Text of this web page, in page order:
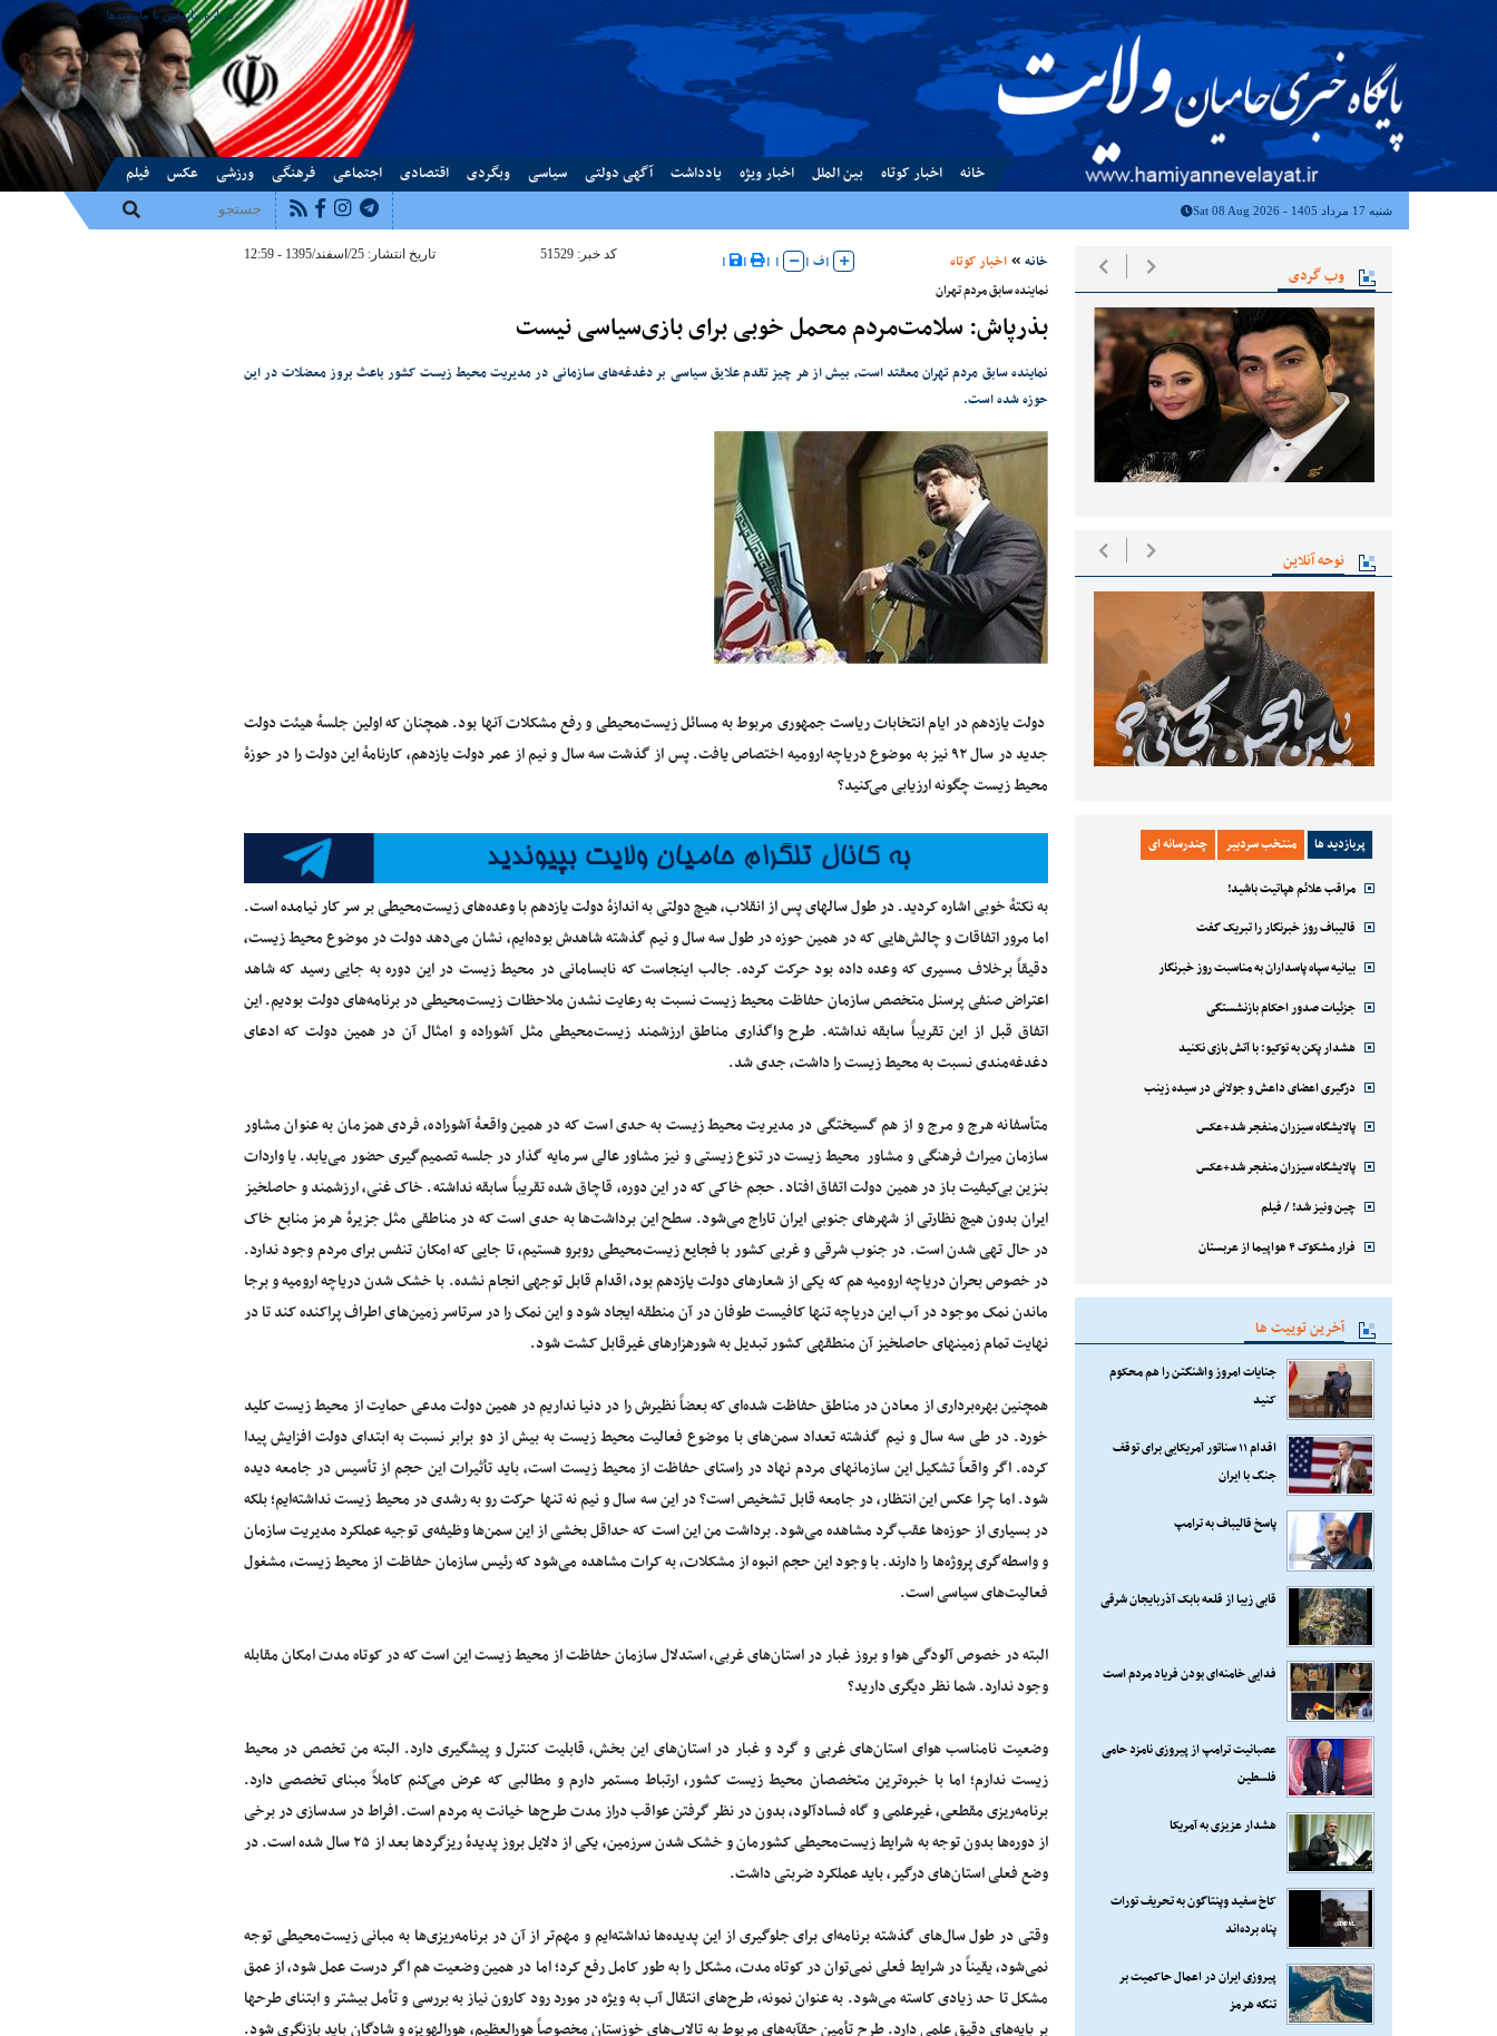
درباره ماتماس با ماپیوندها
خانه اخبار کوتاه بین الملل اخبار ویژه یادداشت آگهی دولتی سیاسی وبگردی اقتصادی اجتماعی فرهنگی ورزشی عکس فیلم
شنبه 17 مرداد 1405 - Sat 08 Aug 2026
وب گردی
نوحه آنلاین
پربازدید ها منتخب سردبیر چندرسانه ای
مراقب علائم هپاتیت باشید!
قالیباف روز خبرنگار را تبریک گفت
بیانیه سپاه پاسداران به مناسبت روز خبرنگار
جزئیات صدور احکام بازنشستگی
هشدار پکن به توکیو: با آتش بازی نکنید
درگیری اعضای داعش و جولانی در سیده زینب
پالایشگاه سیزران منفجر شد+عکس
پالایشگاه سیزران منفجر شد+عکس
چین ونیز شد! / فیلم
فرار مشکوک ۴ هواپیما از عربستان
آخرین توییت ها
جنایات امروز واشنگتن را هم محکوم
کنید
اقدام ۱۱ سناتور آمریکایی برای توقف
جنگ با ایران
پاسخ قالیباف به ترامپ
قابی زیبا از قلعه بابک آذربایجان شرقی
فدایی خامنه‌ای بودن فریاد مردم است
عصبانیت ترامپ از پیروزی نامزد حامی
فلسطین
هشدار عزیزی به آمریکا
کاخ سفید وپنتاگون به تحریف تورات
پناه برده‌اند
پیروزی ایران در اعمال حاکمیت بر
تنگه هرمز
خانه اخبار کوتاه |ف|
|
|
|
| کد خبر: 51529 تاریخ انتشار: 25/اسفند/1395 - 12:59
نماینده سابق مردم تهران
بذرپاش: سلامت‌مردم محمل خوبی برای بازی‌سیاسی نیست
نماینده سابق مردم تهران معقتد است، بیش از هر چیز تقدم علایق سیاسی بر دغدغه‌های سازمانی در مدیریت محیط زیست کشور باعث بروز معضلات در این
حوزه شده است.
دولت یازدهم در ایام انتخابات ریاست جمهوری مربوط به مسائل زیست‌محیطی و رفع مشکلات آنها بود. همچنان که اولین جلسهٔ هیئت دولت
جدید در سال ۹۲ نیز به موضوع دریاچه ارومیه اختصاص یافت. پس از گذشت سه سال و نیم از عمر دولت یازدهم، کارنامهٔ این دولت را در حوزهٔ
محیط زیست چگونه ارزیابی می‌کنید؟
به نکتهٔ خوبی اشاره کردید. در طول سالهای پس از انقلاب، هیچ دولتی به اندازهٔ دولت یازدهم با وعده‌های زیست‌محیطی بر سر کار نیامده است.
اما مرور اتفاقات و چالش‌هایی که در همین حوزه در طول سه سال و نیم گذشته شاهدش بوده‌ایم، نشان می‌دهد دولت در موضوع محیط زیست،
دقیقاً برخلاف مسیری که وعده داده بود حرکت کرده. جالب اینجاست که نابسامانی در محیط زیست در این دوره به جایی رسید که شاهد
اعتراض صنفی پرسنل متخصص سازمان حفاظت محیط زیست نسبت به رعایت نشدن ملاحظات زیست‌محیطی در برنامه‌های دولت بودیم. این
اتفاق قبل از این تقریباً سابقه نداشته. طرح واگذاری مناطق ارزشمند زیست‌محیطی مثل آشوراده و امثال آن در همین دولت که ادعای
دغدغه‌مندی نسبت به محیط زیست را داشت، جدی شد.
متأسفانه هرج و مرج و از هم گسیختگی در مدیریت محیط زیست به حدی است که در همین واقعهٔ آشوراده، فردی همزمان به عنوان مشاور
سازمان میراث فرهنگی و مشاور محیط زیست در تنوع زیستی و نیز مشاور عالی سرمایه گذار در جلسه تصمیم‌گیری حضور می‌یابد. یا واردات
بنزین بی‌کیفیت باز در همین دولت اتفاق افتاد. حجم خاکی که در این دوره، قاچاق شده تقریباً سابقه نداشته. خاک غنی، ارزشمند و حاصلخیز
ایران بدون هیچ نظارتی از شهرهای جنوبی ایران تاراج می‌شود. سطح این برداشت‌ها به حدی است که در مناطقی مثل جزیرهٔ هرمز منابع خاک
در حال تهی شدن است. در جنوب شرقی و غربی کشور با فجایع زیست‌محیطی روبرو هستیم، تا جایی که امکان تنفس برای مردم وجود ندارد.
در خصوص بحران دریاچه ارومیه هم که یکی از شعارهای دولت یازدهم بود، اقدام قابل توجهی انجام نشده. با خشک شدن دریاچه ارومیه و برجا
ماندن نمک موجود در آب این دریاچه تنها کافیست طوفان در آن منطقه ایجاد شود و این نمک را در سرتاسر زمین‌های اطراف پراکنده کند تا در
نهایت تمام زمینهای حاصلخیز آن منطقهی کشور تبدیل به شورهزارهای غیرقابل کشت شود.
همچنین بهره‌برداری از معادن در مناطق حفاظت شده‌ای که بعضاً نظیرش را در دنیا نداریم در همین دولت مدعی حمایت از محیط زیست کلید
خورد. در طی سه سال و نیم گذشته تعداد سمن‌های با موضوع فعالیت محیط زیست به بیش از دو برابر نسبت به ابتدای دولت افزایش پیدا
کرده. اگر واقعاً تشکیل این سازمانهای مردم نهاد در راستای حفاظت از محیط زیست است، باید تأثیرات این حجم از تأسیس در جامعه دیده
شود. اما چرا عکس این انتظار، در جامعه قابل تشخیص است؟ در این سه سال و نیم نه تنها حرکت رو به رشدی در محیط زیست نداشته‌ایم؛ بلکه
در بسیاری از حوزه‌ها عقب‌گرد مشاهده می‌شود. برداشت من این است که حداقل بخشی از این سمن‌ها وظیفه‌ی توجیه عملکرد مدیریت سازمان
و واسطه‌گری پروژه‌ها را دارند. با وجود این حجم انبوه از مشکلات، به کرات مشاهده می‌شود که رئیس سازمان حفاظت از محیط زیست، مشغول
فعالیت‌های سیاسی است.
البته در خصوص آلودگی هوا و بروز غبار در استان‌های غربی، استدلال سازمان حفاظت از محیط زیست این است که در کوتاه مدت امکان مقابله
وجود ندارد. شما نظر دیگری دارید؟
وضعیت نامناسب هوای استان‌های غربی و گرد و غبار در استان‌های این بخش، قابلیت کنترل و پیشگیری دارد. البته من تخصص در محیط
زیست ندارم؛ اما با خبره‌ترین متخصصان محیط زیست کشور، ارتباط مستمر دارم و مطالبی که عرض می‌کنم کاملاً مبنای تخصصی دارد.
برنامه‌ریزی مقطعی، غیرعلمی و گاه فسادآلود، بدون در نظر گرفتن عواقب دراز مدت طرح‌ها خیانت به مردم است. افراط در سدسازی در برخی
از دوره‌ها بدون توجه به شرایط زیست‌محیطی کشورمان و خشک شدن سرزمین، یکی از دلایل بروز پدیدهٔ ریزگردها بعد از ۲۵ سال شده است. در
وضع فعلی استان‌های درگیر، باید عملکرد ضربتی داشت.
وقتی در طول سال‌های گذشته برنامه‌ای برای جلوگیری از این پدیده‌ها نداشته‌ایم و مهم‌تر از آن در برنامه‌ریزی‌ها به مبانی زیست‌محیطی توجه
نمی‌شود، یقیناً در شرایط فعلی نمی‌توان در کوتاه مدت، مشکل را به طور کامل رفع کرد؛ اما در همین وضعیت هم اگر درست عمل شود، از عمق
مشکل تا حد زیادی کاسته می‌شود. به عنوان نمونه، طرح‌های انتقال آب به ویژه در مورد رود کارون نیاز به بررسی و تأمل بیشتر و ابتنای طرحها
بر پایه‌های دقیق علمی دارد. طرح تأمین حقآبه‌های مربوط به تالاب‌های خوزستان مخصوصاً هورالعظیم، هورالهویزه و شادگان باید بازنگری شود.